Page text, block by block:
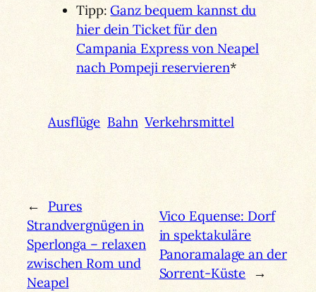
Tipp:Ganz bequem kannst du
hier dein Ticket für den
Campania Express von Neapel
nach Pompeji reservieren*
Ausflüge Bahn Verkehrsmittel
←
Pures
Strandvergnügen in
Sperlonga – relaxen
zwischen Rom und
Neapel
Vico Equense: Dorf
in spektakuläre
Panoramalage an der
Sorrent-Küste →